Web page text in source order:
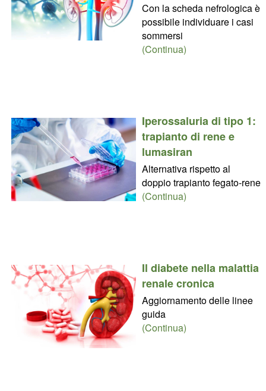
Con la scheda nefrologica è
possibile individuare i casi
sommersi
(Continua)
Iperossaluria di tipo 1:
trapianto di rene e
lumasiran
Alternativa rispetto al
doppio trapianto fegato-rene
(Continua)
Il diabete nella malattia
renale cronica
Aggiornamento delle linee
guida
(Continua)